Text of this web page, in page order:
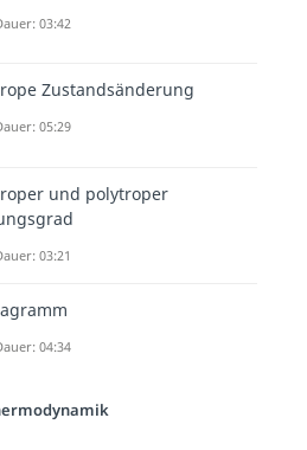
03:42
Zustandsänderung
05:29
und polytroper
03:21
04:34